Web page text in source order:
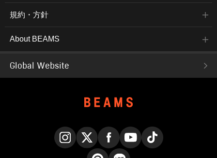
規約・方針
About BEAMS
Global Website